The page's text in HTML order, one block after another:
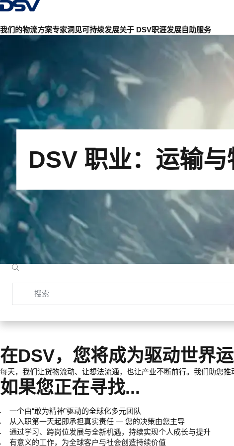
返回首页
我们的物流方案专家洞见可持续发展关于 DSV职涯发展自助服务
DSV 职业：运输
搜索
在DSV，您将成为驱动世界运
每天，我们让货物流动、让想法流通，也让产业不断前行。我们助您推
如果您正在寻找...
一个由“敢为精神”驱动的全球化多元团队
从入职第一天起即承担真实责任 — 您的决策由您主导
通过学习、跨岗位发展与全新机遇，持续实现个人成长与提升
有意义的工作，为全球客户与社会创造持续价值